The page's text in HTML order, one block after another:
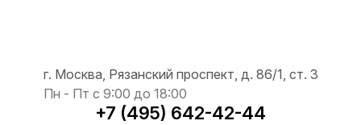
г. Москва, Рязанский проспект, д. 86/1, ст. 3
Пн - Пт с 9:00 до 18:00
+7 (495) 642-42-44